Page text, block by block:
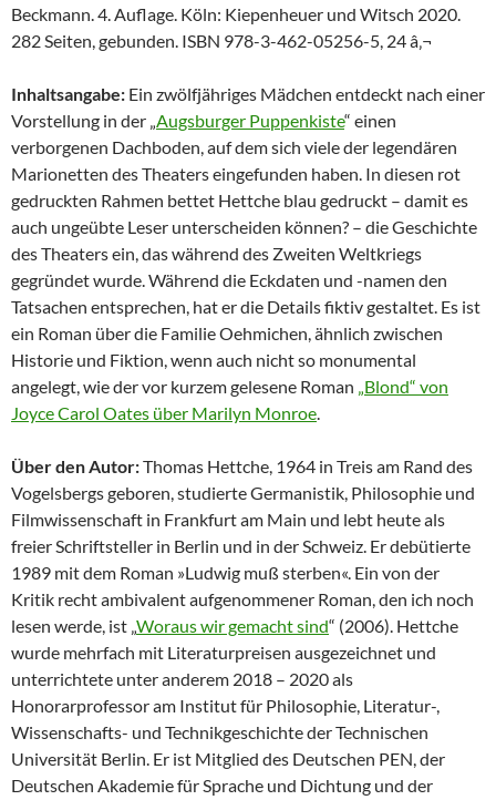
Beckmann. 4. Auflage. Köln: Kiepenheuer und Witsch 2020.
282 Seiten, gebunden. ISBN 978-3-462-05256-5, 24 â‚¬
Inhaltsangabe: Ein zwölfjähriges Mädchen entdeckt nach einer
Vorstellung in der „Augsburger Puppenkiste“ einen
verborgenen Dachboden, auf dem sich viele der legendären
Marionetten des Theaters eingefunden haben. In diesen rot
gedruckten Rahmen bettet Hettche blau gedruckt – damit es
auch ungeübte Leser unterscheiden können? – die Geschichte
des Theaters ein, das während des Zweiten Weltkriegs
gegründet wurde. Während die Eckdaten und -namen den
Tatsachen entsprechen, hat er die Details fiktiv gestaltet. Es ist
ein Roman über die Familie Oehmichen, ähnlich zwischen
Historie und Fiktion, wenn auch nicht so monumental
angelegt, wie der vor kurzem gelesene Roman „Blond“ von
Joyce Carol Oates über Marilyn Monroe.
Über den Autor:Thomas Hettche, 1964 in Treis am Rand des
Vogelsbergs geboren, studierte Germanistik, Philosophie und
Filmwissenschaft in Frankfurt am Main und lebt heute als
freier Schriftsteller in Berlin und in der Schweiz. Er debütierte
1989 mit dem Roman »Ludwig muß sterben«. Ein von der
Kritik recht ambivalent aufgenommener Roman, den ich noch
lesen werde, ist „Woraus wir gemacht sind“ (2006). Hettche
wurde mehrfach mit Literaturpreisen ausgezeichnet und
unterrichtete unter anderem 2018 – 2020 als
Honorarprofessor am Institut für Philosophie, Literatur-,
Wissenschafts- und Technikgeschichte der Technischen
Universität Berlin. Er ist Mitglied des Deutschen PEN, der
Deutschen Akademie für Sprache und Dichtung und der